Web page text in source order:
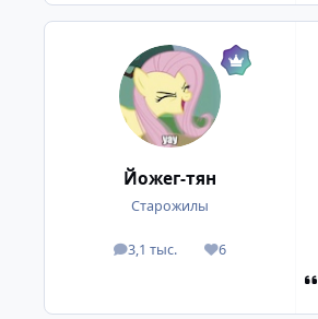
Йожег-тян
Старожилы
3,1 тыс.
посты 6
Репутация